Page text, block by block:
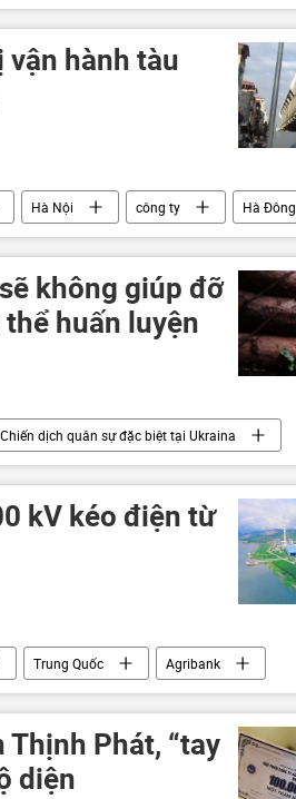
sự đặc biệt tại Ukraina
hành tàu
Hà Nội công ty
Hà Đông
không giúp đỡ
huấn luyện
Chiến dịch quân sự đặc biệt tại Ukraina
quân đội
phương Tây
kV kéo điện từ
Trung Quốc Agribank
Phát, “tay
diện